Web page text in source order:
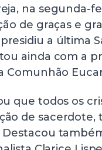
na segunda-
de graças e
a última
ainda com a
Comunhão
que todos os
de sacerdote,